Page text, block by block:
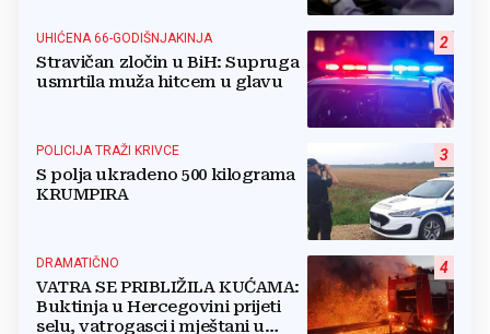
2
UHIĆENA 66-GODIŠNJAKINJA
Stravičan zločin u BiH: Supruga
usmrtila muža hitcem u glavu
3
POLICIJA TRAŽI KRIVCE
S polja ukradeno 500 kilograma
KRUMPIRA
4
DRAMATIČNO
VATRA SE PRIBLIŽILA KUĆAMA:
Buktinja u Hercegovini prijeti
selu, vatrogasci i mještani u